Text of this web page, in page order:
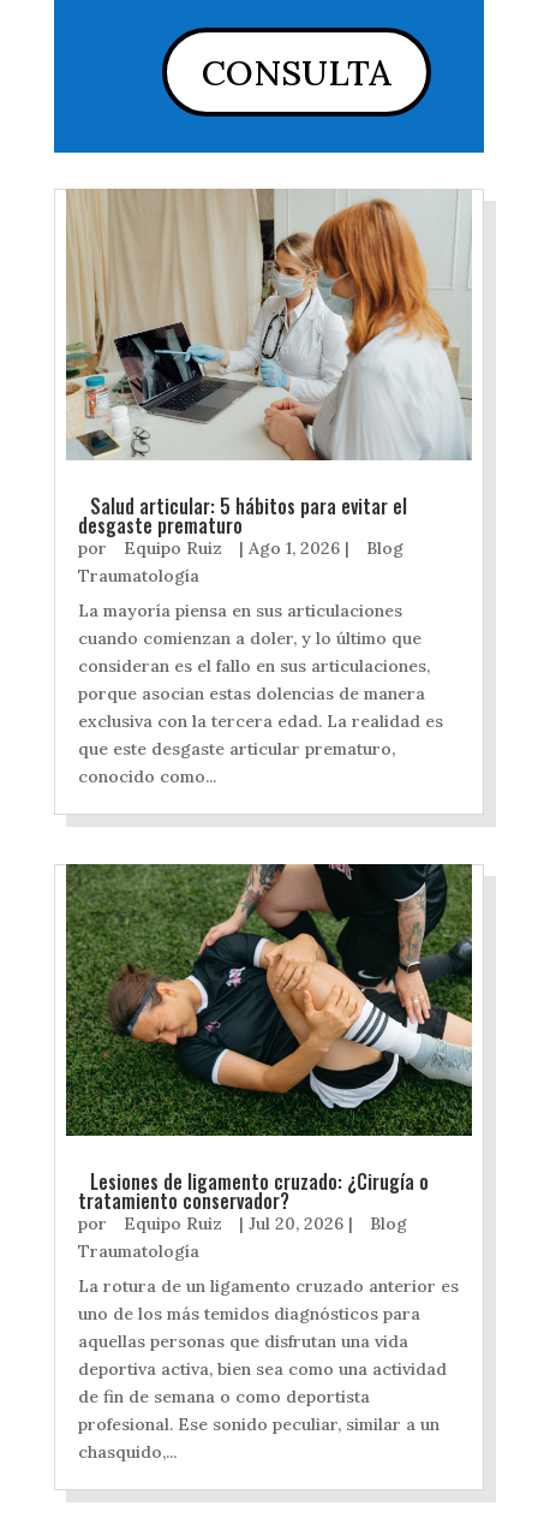
CONSULTA
Salud articular: 5 hábitos para evitar el
desgaste prematuro
por Equipo Ruiz | Ago 1, 2026|
Blog
Traumatología
La mayoría piensa en sus articulaciones
cuando comienzan a doler, y lo último que
consideran es el fallo en sus articulaciones,
porque asocian estas dolencias de manera
exclusiva con la tercera edad. La realidad es
que este desgaste articular prematuro,
conocido como...
Lesiones de ligamento cruzado: ¿Cirugía o
tratamiento conservador?
por Equipo Ruiz | Jul 20, 2026|
Blog
Traumatología
La rotura de un ligamento cruzado anterior es
uno de los más temidos diagnósticos para
aquellas personas que disfrutan una vida
deportiva activa, bien sea como una actividad
de fin de semana o como deportista
profesional. Ese sonido peculiar, similar a un
chasquido,...